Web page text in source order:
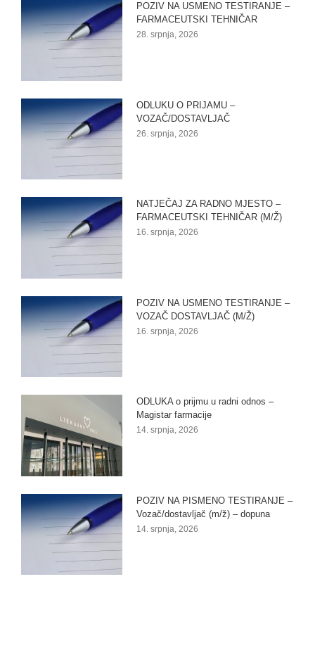
POZIV NA USMENO TESTIRANJE –
FARMACEUTSKI TEHNIČAR
28. srpnja, 2026
ODLUKU O PRIJAMU –
VOZAČ/DOSTAVLJAČ
26. srpnja, 2026
NATJEČAJ ZA RADNO MJESTO –
FARMACEUTSKI TEHNIČAR (M/Ž)
16. srpnja, 2026
POZIV NA USMENO TESTIRANJE –
VOZAČ DOSTAVLJAČ (M/Ž)
16. srpnja, 2026
ODLUKA o prijmu u radni odnos –
Magistar farmacije
14. srpnja, 2026
POZIV NA PISMENO TESTIRANJE –
Vozač/dostavljač (m/ž) – dopuna
14. srpnja, 2026